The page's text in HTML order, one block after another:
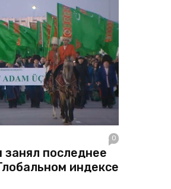
0
занял последнее
индексе